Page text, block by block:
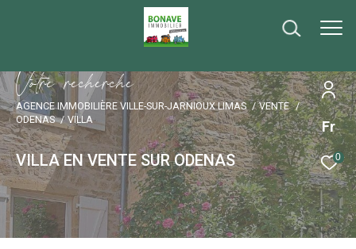
Fr
0
Votre recherche
AGENCE IMMOBILIÈRE VILLE-SUR-JARNIOUX LIMAS
VENTE
ODENAS
VILLA
VILLA EN VENTE SUR ODENAS